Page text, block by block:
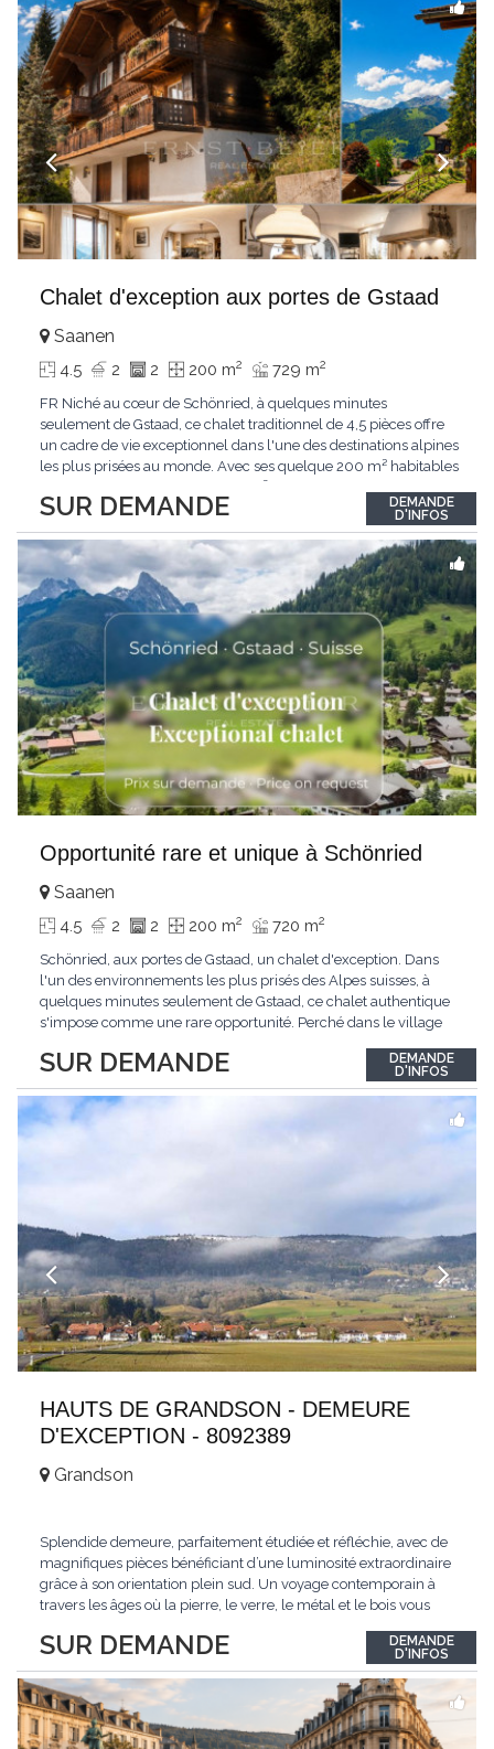
Chalet d'exception aux portes de Gstaad
SUR DEMANDE
Saanen
4.5 2 2 200 m2 729 m2
FR Niché au cœur de Schönried, à quelques minutes
seulement de Gstaad, ce chalet traditionnel de 4,5 pièces offre
un cadre de vie exceptionnel dans l'une des destinations alpines
les plus prisées au monde. Avec ses quelque 200 m² habitables
situation dominante offrant une vue dégagée sur le village de
Gstaad et les sommets...
DEMANDE
D'INFOS
Opportunité rare et unique à Schönried
SUR DEMANDE
Saanen
4.5 2 2 200 m2 720 m2
Schönried, aux portes de Gstaad, un chalet d'exception. Dans
l'un des environnements les plus prisés des Alpes suisses, à
quelques minutes seulement de Gstaad, ce chalet authentique
s'impose comme une rare opportunité. Perché dans le village
station et les sommets qui l'encadrent, un spectacle qui change
au fil des saisons. Avec...
DEMANDE
D'INFOS
HAUTS DE GRANDSON - DEMEURE
D'EXCEPTION - 8092389
SUR DEMANDE
Grandson
Splendide demeure, parfaitement étudiée et réfléchie, avec de
magnifiques pièces bénéficiant d’une luminosité extraordinaire
grâce à son orientation plein sud. Un voyage contemporain à
travers les âges où la pierre, le verre, le métal et le bois vous
de Grandson, entourée de nature et d’un verger de fruitiers, et...
DEMANDE
D'INFOS